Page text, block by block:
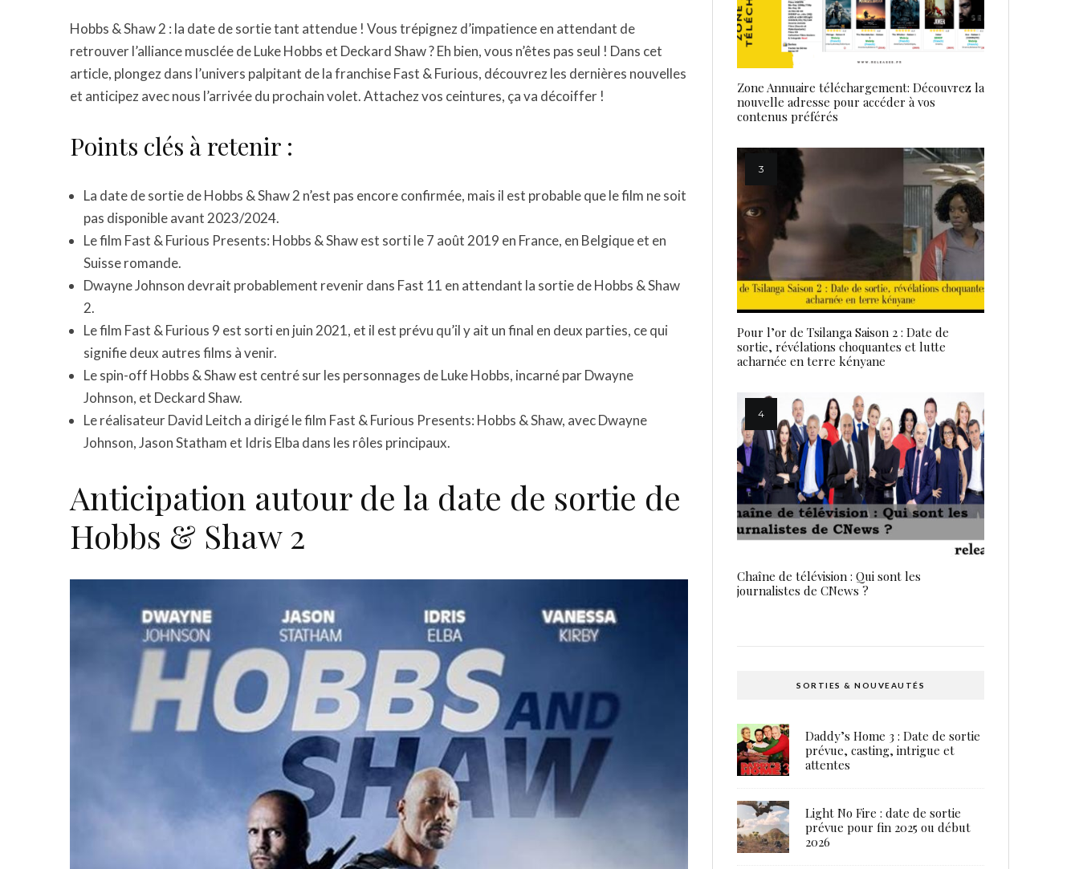
Hobbs & Shaw 2 : la date de sortie tant attendue ! Vous trépignez d’impatience en attendant de
retrouver l’alliance musclée de Luke Hobbs et Deckard Shaw ? Eh bien, vous n’êtes pas seul ! Dans cet
article, plongez dans l’univers palpitant de la franchise Fast & Furious, découvrez les dernières nouvelles
et anticipez avec nous l’arrivée du prochain volet. Attachez vos ceintures, ça va décoiffer !
Points clés à retenir :
La date de sortie de Hobbs & Shaw 2 n’est pas encore confirmée, mais il est probable que le film ne soit
pas disponible avant 2023/2024.
Le film Fast & Furious Presents: Hobbs & Shaw est sorti le 7 août 2019 en France, en Belgique et en
Suisse romande.
Dwayne Johnson devrait probablement revenir dans Fast 11 en attendant la sortie de Hobbs & Shaw
2.
Le film Fast & Furious 9 est sorti en juin 2021, et il est prévu qu’il y ait un final en deux parties, ce qui
signifie deux autres films à venir.
Le spin-off Hobbs & Shaw est centré sur les personnages de Luke Hobbs, incarné par Dwayne
Johnson, et Deckard Shaw.
Le réalisateur David Leitch a dirigé le film Fast & Furious Presents: Hobbs & Shaw, avec Dwayne
Johnson, Jason Statham et Idris Elba dans les rôles principaux.
Anticipation autour de la date de sortie de
Hobbs & Shaw 2
Zone Annuaire téléchargement: Découvrez la
nouvelle adresse pour accéder à vos
contenus préférés
Pour l’or de Tsilanga Saison 2 : Date de
sortie, révélations choquantes et lutte
acharnée en terre kényane
Chaîne de télévision : Qui sont les
journalistes de CNews ?
SORTIES & NOUVEAUTÉS
Daddy’s Home 3 : Date de sortie
prévue, casting, intrigue et
attentes
Light No Fire : date de sortie
prévue pour fin 2025 ou début
2026